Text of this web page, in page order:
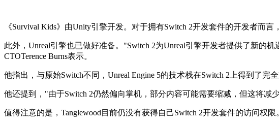
《Survival Kids》由Unity引擎开发。对于拥有Switch 2开发套件的开发者而言
此外，Unreal引擎也已做好准备。"Switch 2为Unreal引擎开发者提供了新的
CTOTerence Burns表示。
他指出，与原始Switch不同，Unreal Engine 5的技术栈在Switch 2上得到了
他还提到，"由于Switch 2仍然偏向掌机，部分内容可能需要缩减，但这将减
值得注意的是，Tanglewood目前仍没有获得自己Switch 2开发套件的访问权限